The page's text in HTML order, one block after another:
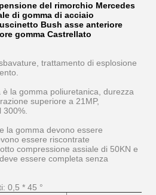
del rimorchio Mercedes
di gomma di acciaio
Bush asse anteriore
gomma Castrellato
trattamento di esplosione
la gomma poliuretanica, durezza
superiore a 21MP,
la gomma devono essere
essere riscontrate
compressione assiale di 50KN e
essere completa senza
0,5 * 45 °